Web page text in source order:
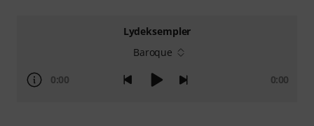
Lydeksempler
Baroque
0:00 0:00